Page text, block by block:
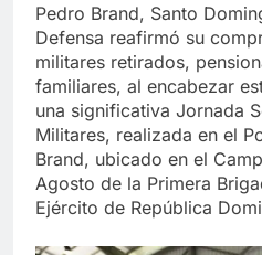
Pedro Brand, Santo
Defensa reafirmó su
militares retirados,
familiares, al encabezar
una significativa Jornada
Militares, realizada en el
Brand, ubicado en el
Agosto de la Primera
Ejército de República